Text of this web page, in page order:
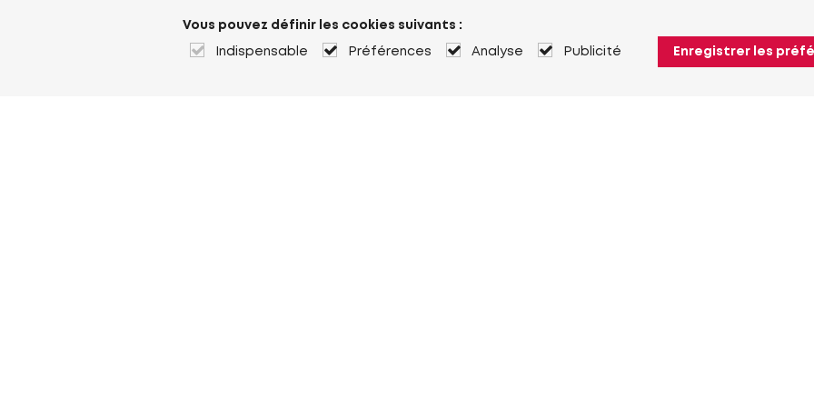
Vous pouvez définir les cookies suivants :
Indispensable Préférences Analyse Publicité Enregistrer les